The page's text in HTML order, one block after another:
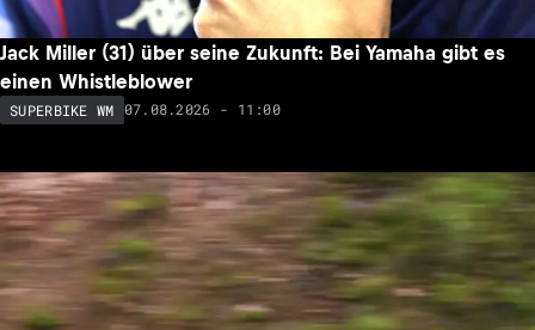
Jack Miller (31) über seine Zukunft: Bei Yamaha gibt es
einen Whistleblower
SUPERBIKE WM 07.08.2026 - 11:00